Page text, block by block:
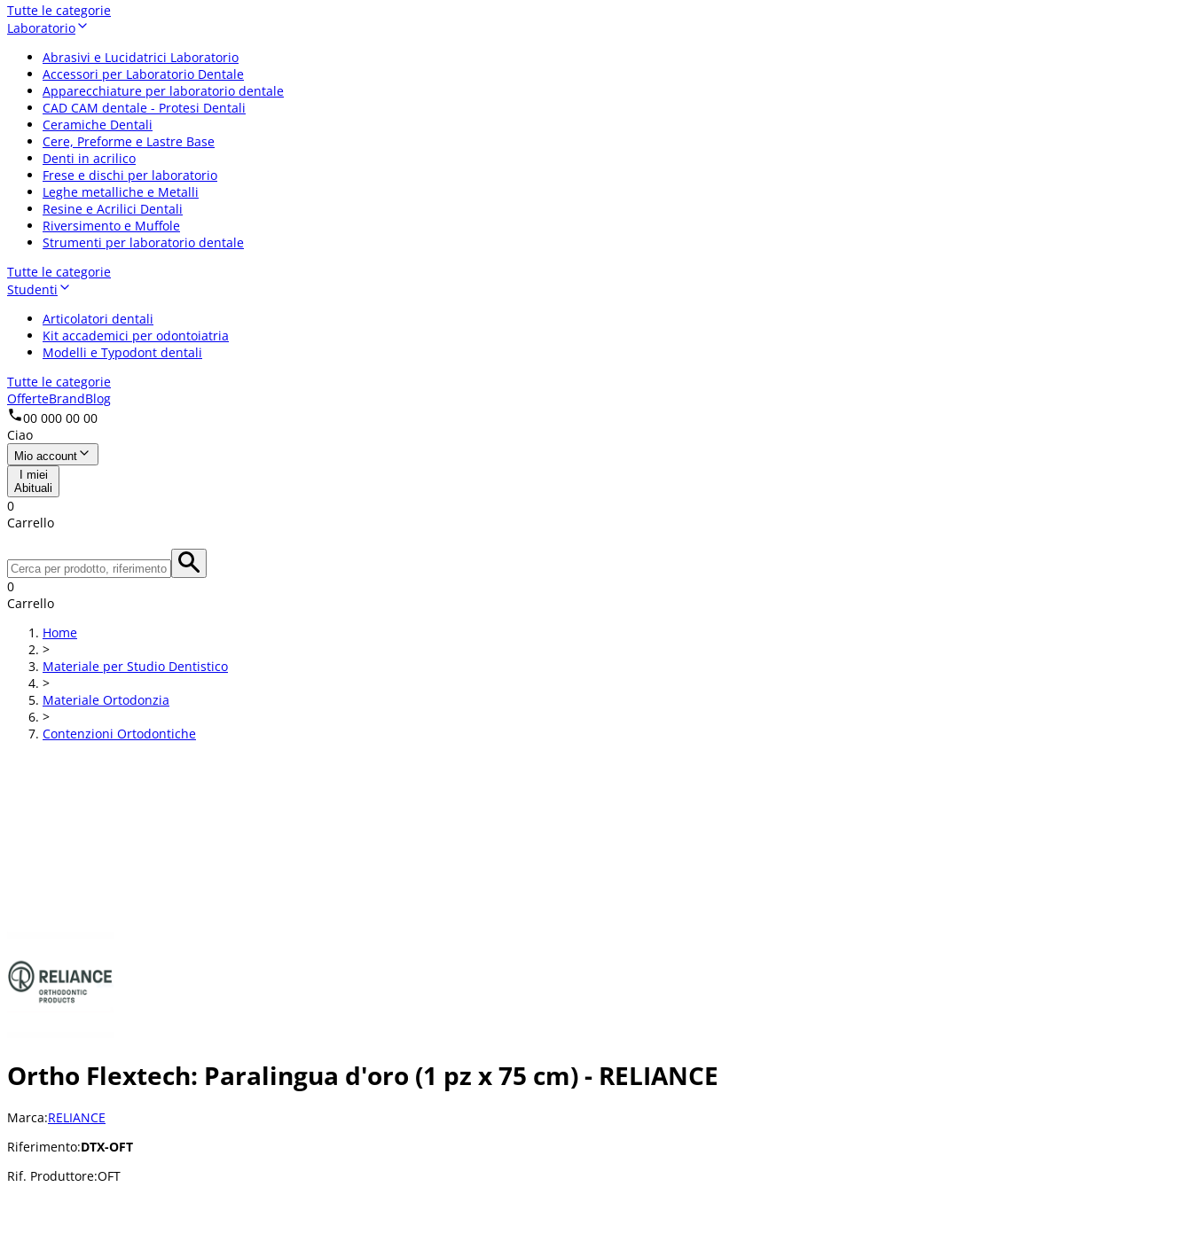
Tutte le categorie
Laboratorio
Abrasivi e Lucidatrici Laboratorio
Accessori per Laboratorio Dentale
Apparecchiature per laboratorio dentale
CAD CAM dentale - Protesi Dentali
Ceramiche Dentali
Cere, Preforme e Lastre Base
Denti in acrilico
Frese e dischi per laboratorio
Leghe metalliche e Metalli
Resine e Acrilici Dentali
Riversimento e Muffole
Strumenti per laboratorio dentale
Tutte le categorie
Studenti
Articolatori dentali
Kit accademici per odontoiatria
Modelli e Typodont dentali
Tutte le categorie
OfferteBrandBlog
00 000 00 00
Ciao
Mio account
I miei
Abituali
0
Carrello
0
Carrello
Home
>
Materiale per Studio Dentistico
>
Materiale Ortodonzia
>
Contenzioni Ortodontiche
Ortho Flextech: Paralingua d'oro (1 pz x 75 cm) - RELIANCE
Marca:RELIANCE
Riferimento:DTX-OFT
Rif. Produttore:OFT